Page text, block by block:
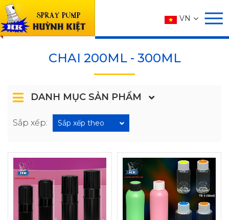
VN
SẢN PHẨM
Trang chủ SẢN PHẨM
CHAI 200ML - 300ML
DANH MỤC SẢN PHẨM
Sắp xếp: Sắp xếp theo